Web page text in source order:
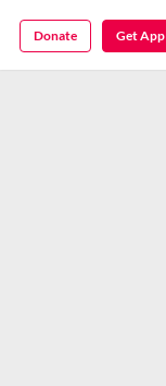
Get App
Donate